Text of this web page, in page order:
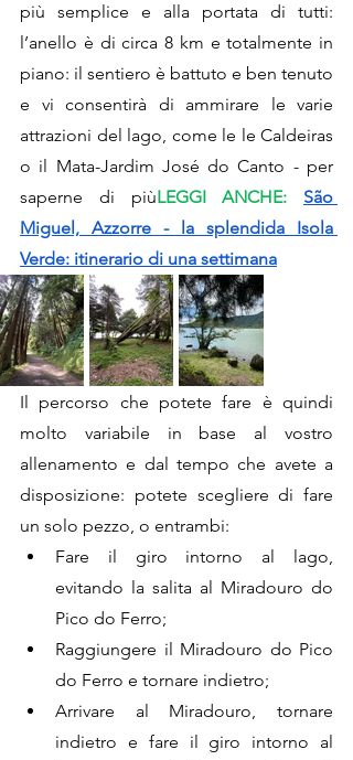
più semplice e alla portata di tutti:
l’anello è di circa 8 km e totalmente in
piano: il sentiero è battuto e ben tenuto
e vi consentirà di ammirare le varie
attrazioni del lago, come le le Caldeiras
o il Mata-Jardim José do Canto - per
saperne di piùLEGGI ANCHE: São
Miguel, Azzorre - la splendida Isola
Verde: itinerario di una settimana
Il percorso che potete fare è quindi
molto variabile in base al vostro
allenamento e dal tempo che avete a
disposizione: potete scegliere di fare
un solo pezzo, o entrambi:
Fare il giro intorno al lago,
evitando la salita al Miradouro do
Pico do Ferro;
Raggiungere il Miradouro do Pico
do Ferro e tornare indietro;
Arrivare al Miradouro, tornare
indietro e fare il giro intorno al